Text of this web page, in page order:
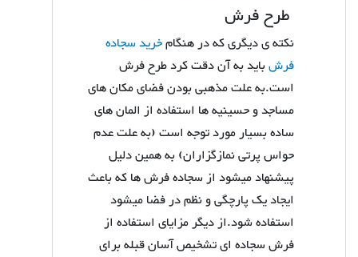
طرح فرش
نکته ی دیگری که در هنگامخرید سجاده
فرشباید به آن دقت کرد طرح فرش
است.به علت مذهبی بودن فضای مکان های
مساجد و حسینیه ها استفاده از المان های
ساده بسیار مورد توجه است (به علت عدم
حواس پرتی نمازگزاران) به همین دلیل
پیشنهاد میشود از سجاده فرش ها که باعث
ایجاد یک پارچگی و نظم در فضا میشود
استفاده شود.از دیگر مزایای استفاده از
فرش سجاده ای تشخیص آسان قبله برای